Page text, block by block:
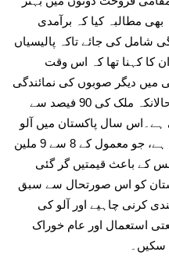
مطالبہ کیا کہ برآمدی
شامل کی جائے تاکہ پالیسیاں
کا کہنا تھا کہ اس وقت
میں دیگر صوبوں کی نمائندگی
تو موجود ہے مگر پنجاب کی نہیں، حالانکہ ملک کی 90 فیصد سے
ہے۔اس سال پاکستان میں آلو
کی پیداوار 12 ملین ٹن تک پہنچ گئی ہے، جو معمول کے 8 سے 9 ملین
کے باعث قیمتیں گر گئی
کو اس صورتحال سے سبق
کرنی چاہیے اور آلو کی
استعمال اور عام خوراک
سکیں۔